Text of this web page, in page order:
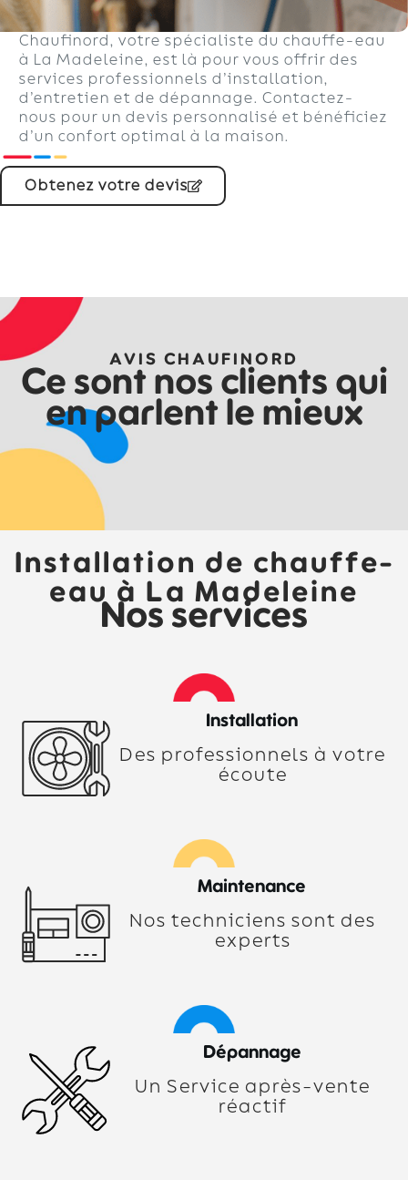
Chaufinord, votre spécialiste du chauffe-eau
à La Madeleine, est là pour vous offrir des
services professionnels d’installation,
d’entretien et de dépannage. Contactez-
nous pour un devis personnalisé et bénéficiez
d’un confort optimal à la maison.
Obtenez votre devis
AVIS CHAUFINORD
Ce sont nos clients qui
en parlent le mieux
Installation de chauffe-
eau à La Madeleine
Nos services
Installation
Des professionnels à votre
écoute
Maintenance
Nos techniciens sont des
experts
Dépannage
Un Service après-vente
réactif